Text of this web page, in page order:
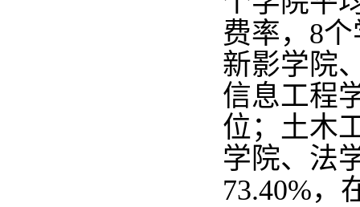
费率，8
新影学院
信息工程
位；土木
学院、法
73.40%，